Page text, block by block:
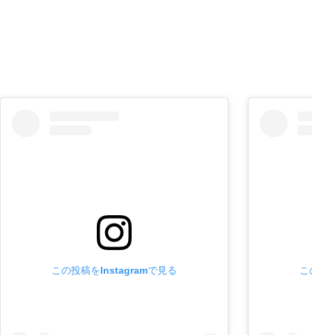
この投稿をInstagramで見る